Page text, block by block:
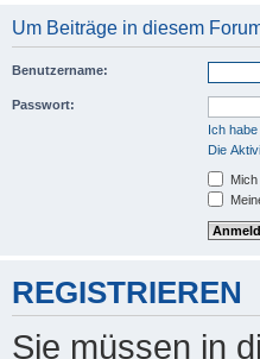
Um Beiträge in diesem
Benutzername:
Passwort:
Ich
Die
REGISTRIEREN
Sie müssen in